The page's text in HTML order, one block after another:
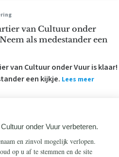
van Cultuur onder
als medestander een
van Cultuur onder Vuur is klaar!
een kijkje. Lees meer